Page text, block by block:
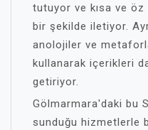
tutuyor ve kısa ve öz
bir şekilde iletiyor.
anolojiler ve
kullanarak içerikleri
getiriyor.
Gölmarmara'daki bu
sunduğu hizmetlerle